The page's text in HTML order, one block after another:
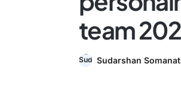
team
Sudarshan